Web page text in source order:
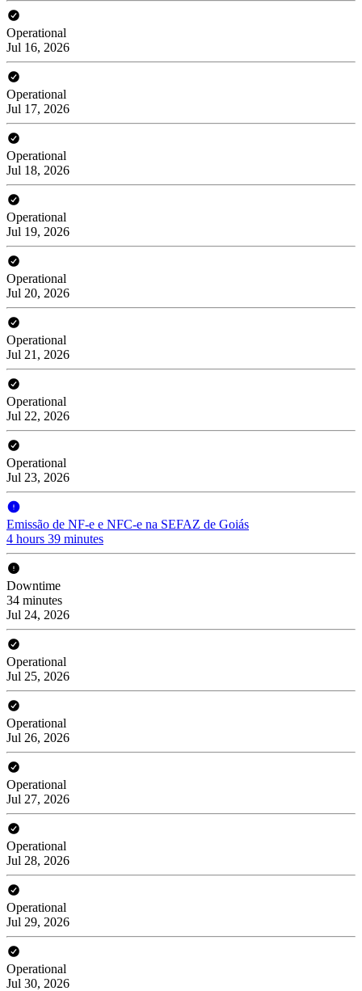
Operational
Jul 16, 2026
Operational
Jul 17, 2026
Operational
Jul 18, 2026
Operational
Jul 19, 2026
Operational
Jul 20, 2026
Operational
Jul 21, 2026
Operational
Jul 22, 2026
Operational
Jul 23, 2026
Emissão de NF-e e NFC-e na SEFAZ de Goiás
4 hours 39 minutes
Downtime
34 minutes
Jul 24, 2026
Operational
Jul 25, 2026
Operational
Jul 26, 2026
Operational
Jul 27, 2026
Operational
Jul 28, 2026
Operational
Jul 29, 2026
Operational
Jul 30, 2026